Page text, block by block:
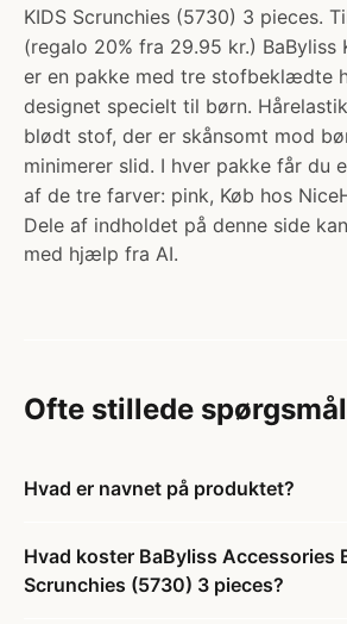
KIDS Scrunchies (5730) 3 pieces.
(regalo 20% fra 29.95 kr.) BaByliss
er en pakke med tre stofbeklædte
designet specielt til børn.
blødt stof, der er skånsomt mod
minimerer slid. I hver pakke får du
af de tre farver: pink, Køb hos
Dele af indholdet på denne side
med hjælp fra AI.
Ofte stillede spørgsmål
Hvad er navnet på produktet?
Hvad koster BaByliss Accessories
Scrunchies (5730) 3 pieces?